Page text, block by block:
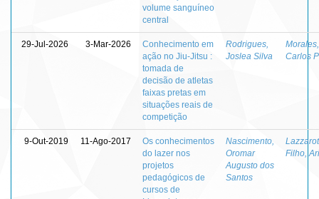
volume sanguíneo
central
29-Jul-2026 3-Mar-2026
Conhecimento em
ação no Jiu-Jitsu :
tomada de
decisão de atletas
faixas pretas em
situações reais de
competição
Rodrigues,
Joslea Silva
Carlos
9-Out-2019 11-Ago-2017
Os conhecimentos
do lazer nos
projetos
pedagógicos de
cursos de
Nascimento,
Oromar
Augusto dos
Santos
Filho, Ari